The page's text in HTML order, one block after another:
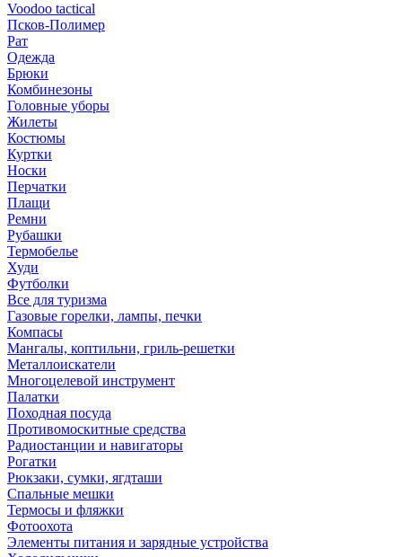
Voodoo tactical
Псков-Полимер
Рат
Одежда
Брюки
Комбинезоны
Головные уборы
Жилеты
Костюмы
Куртки
Носки
Перчатки
Плащи
Ремни
Рубашки
Термобелье
Худи
Футболки
Все для туризма
Газовые горелки, лампы, печки
Компасы
Мангалы, коптильни, гриль-решетки
Металлоискатели
Многоцелевой инструмент
Палатки
Походная посуда
Противомоскитные средства
Радиостанции и навигаторы
Рогатки
Рюкзаки, сумки, ягдташи
Спальные мешки
Термосы и фляжки
Фотоохота
Элементы питания и зарядные устройства